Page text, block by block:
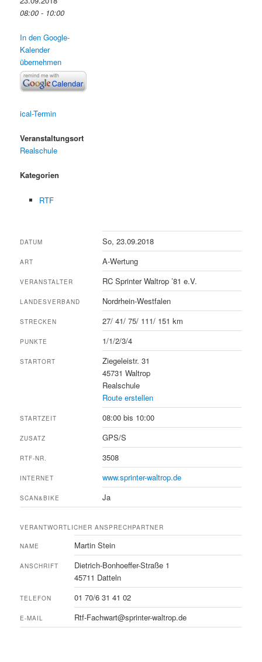
08:00 - 10:00
In den Google-
Kalender
übernehmen
ical-Termin
Veranstaltungsort
Realschule
Kategorien
RTF
DATUM So, 23.09.2018
ART A-Wertung
VERANSTALTER RC Sprinter Waltrop ’81 e.V.
LANDESVERBAND Nordrhein-Westfalen
STRECKEN 27/ 41/ 75/ 111/ 151 km
PUNKTE 1/1/2/3/4
STARTORT
Ziegeleistr. 31
45731 Waltrop
Realschule
Route erstellen
STARTZEIT 08:00 bis 10:00
ZUSATZ GPS/S
RTF-NR. 3508
INTERNET www.sprinter-waltrop.de
SCAN&BIKE Ja
VERANTWORTLICHER ANSPRECHPARTNER
NAME Martin Stein
ANSCHRIFT
Dietrich-Bonhoeffer-Straße 1
45711 Datteln
TELEFON 01 70/6 31 41 02
E-MAIL Rtf-Fachwart@sprinter-waltrop.de